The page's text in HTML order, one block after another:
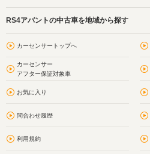
RS4アバントの中古車を地域から探す
カーセンサートップへ
カーセンサー
アフター保証対象車
お気に入り
問合わせ履歴
利用規約